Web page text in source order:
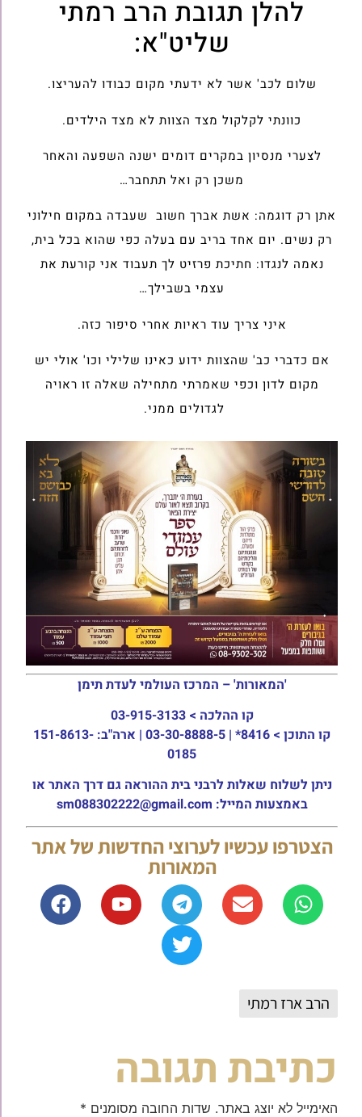
להלן תגובת הרב רמתי
שליט"א:
שלום לכב' אשר לא ידעתי מקום כבודו להעריצו.
כוונתי לקלקול מצד הצוות לא מצד הילדים.
לצערי מנסיון במקרים דומים ישנה השפעה והאחר
משכן רק ואל תתחבר…
אתן רק דוגמה: אשת אברך חשוב שעבדה במקום חילוני
רק נשים. יום אחד בריב עם בעלה כפי שהוא בכל בית,
נאמה לנגדו: חתיכת פרזיט לך תעבוד אני קורעת את
עצמי בשבילך…
איני צריך עוד ראיות אחרי סיפור כזה.
אם כדברי כב' שהצוות ידוע כאינו שלילי וכו' אולי יש
מקום לדון וכפי שאמרתי מתחילה שאלה זו ראויה
לגדולים ממני.
'המאורות' – המרכז העולמי לעדת תימן
קו ההלכה > 03-915-3133
קו התוכן >
8416* | 03-30-8888-5 | ארה"ב: 151-8613-
0185
ניתן לשלוח שאלות לרבני בית ההוראה גם דרך האתר או
באמצעות המייל: sm088302222@gmail.com
הצטרפו עכשיו לערוצי החדשות של אתר
המאורות
הרב ארז רמתי
כתיבת תגובה
האימייל לא יוצג באתר. שדות החובה מסומנים *